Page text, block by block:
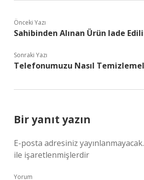
Önceki Yazı
Sahibinden Alınan Ürün Iade
Sonraki Yazı
Telefonumuzu Nasıl
Bir yanıt yazın
E-posta adresiniz yayınlanmayacak.
ile işaretlenmişlerdir
Yorum